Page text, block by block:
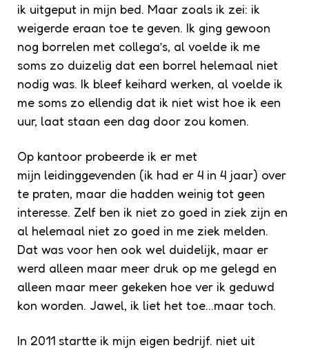
ik uitgeput in mijn bed. Maar zoals ik zei: ik
weigerde eraan toe te geven. Ik ging gewoon
nog borrelen met collega’s, al voelde ik me
soms zo duizelig dat een borrel helemaal niet
nodig was. Ik bleef keihard werken, al voelde ik
me soms zo ellendig dat ik niet wist hoe ik een
uur, laat staan een dag door zou komen.
Op kantoor probeerde ik er met
mijn leidinggevenden (ik had er 4 in 4 jaar) over
te praten, maar die hadden weinig tot geen
interesse. Zelf ben ik niet zo goed in ziek zijn en
al helemaal niet zo goed in me ziek melden.
Dat was voor hen ook wel duidelijk, maar er
werd alleen maar meer druk op me gelegd en
alleen maar meer gekeken hoe ver ik geduwd
kon worden. Jawel, ik liet het toe…maar toch.
In 2011 startte ik mijn eigen bedrijf. niet uit